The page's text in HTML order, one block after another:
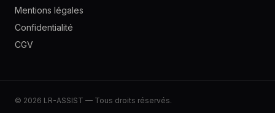
Mentions légales
Confidentialité
CGV
© 2026 LR-ASSIST — Tous droits réservés.